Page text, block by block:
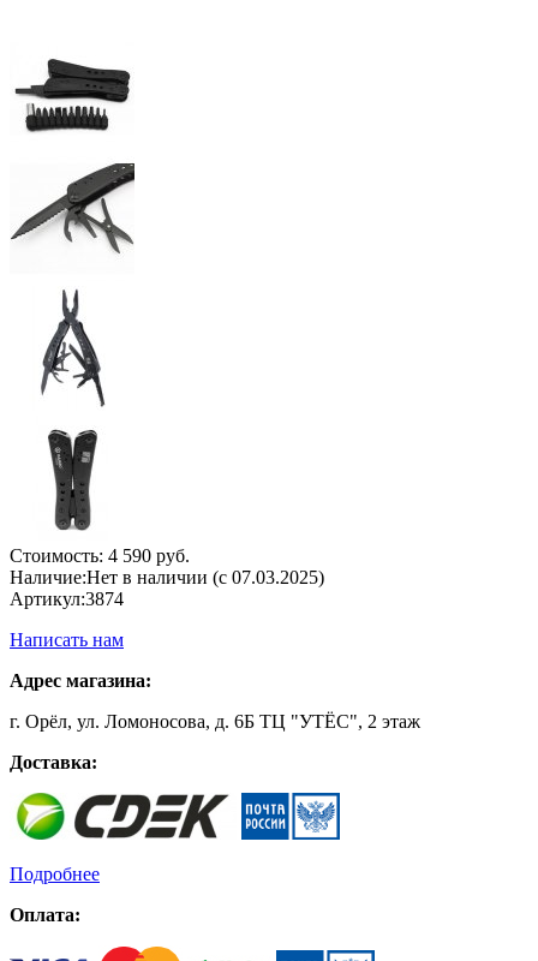
Стоимость: 4 590 руб.
Наличие:Нет в наличии (с 07.03.2025)
Артикул:3874
Написать нам
Адрес магазина:
г. Орёл, ул. Ломоносова, д. 6Б ТЦ "УТЁС", 2 этаж
Доставка:
Подробнее
Оплата: